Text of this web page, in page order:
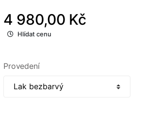
4 980,00 Kč
Hlídat cenu
Provedení